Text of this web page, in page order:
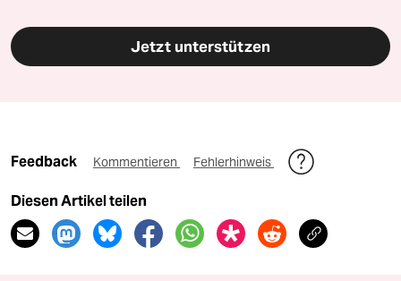
Jetzt unterstützen
Feedback Kommentieren Fehlerhinweis
Diesen Artikel teilen